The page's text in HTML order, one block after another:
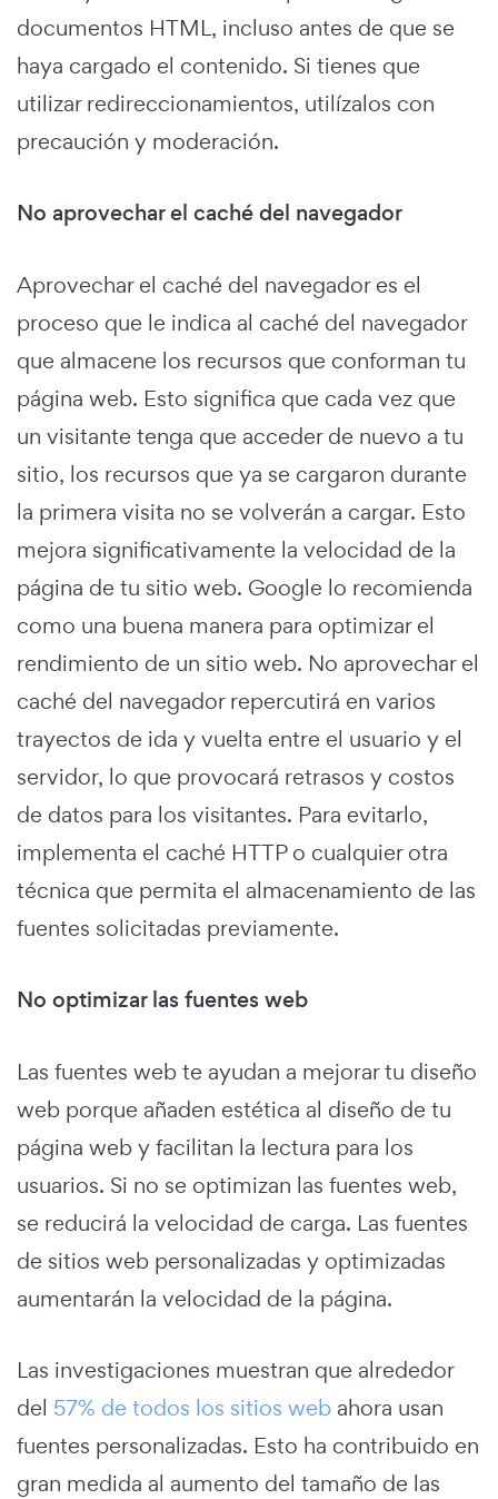
documentos HTML, incluso antes de que se
haya cargado el contenido. Si tienes que
utilizar redireccionamientos, utilízalos con
precaución y moderación.
No aprovechar el caché del navegador
Aprovechar el caché del navegador es el
proceso que le indica al caché del navegador
que almacene los recursos que conforman tu
página web. Esto significa que cada vez que
un visitante tenga que acceder de nuevo a tu
sitio, los recursos que ya se cargaron durante
la primera visita no se volverán a cargar. Esto
mejora significativamente la velocidad de la
página de tu sitio web. Google lo recomienda
como una buena manera para optimizar el
rendimiento de un sitio web. No aprovechar el
caché del navegador repercutirá en varios
trayectos de ida y vuelta entre el usuario y el
servidor, lo que provocará retrasos y costos
de datos para los visitantes. Para evitarlo,
implementa el caché HTTP o cualquier otra
técnica que permita el almacenamiento de las
fuentes solicitadas previamente.
No optimizar las fuentes web
Las fuentes web te ayudan a mejorar tu diseño
web porque añaden estética al diseño de tu
página web y facilitan la lectura para los
usuarios. Si no se optimizan las fuentes web,
se reducirá la velocidad de carga. Las fuentes
de sitios web personalizadas y optimizadas
aumentarán la velocidad de la página.
Las investigaciones muestran que alrededor
del 57% de todos los sitios web ahora usan
fuentes personalizadas. Esto ha contribuido en
gran medida al aumento del tamaño de las